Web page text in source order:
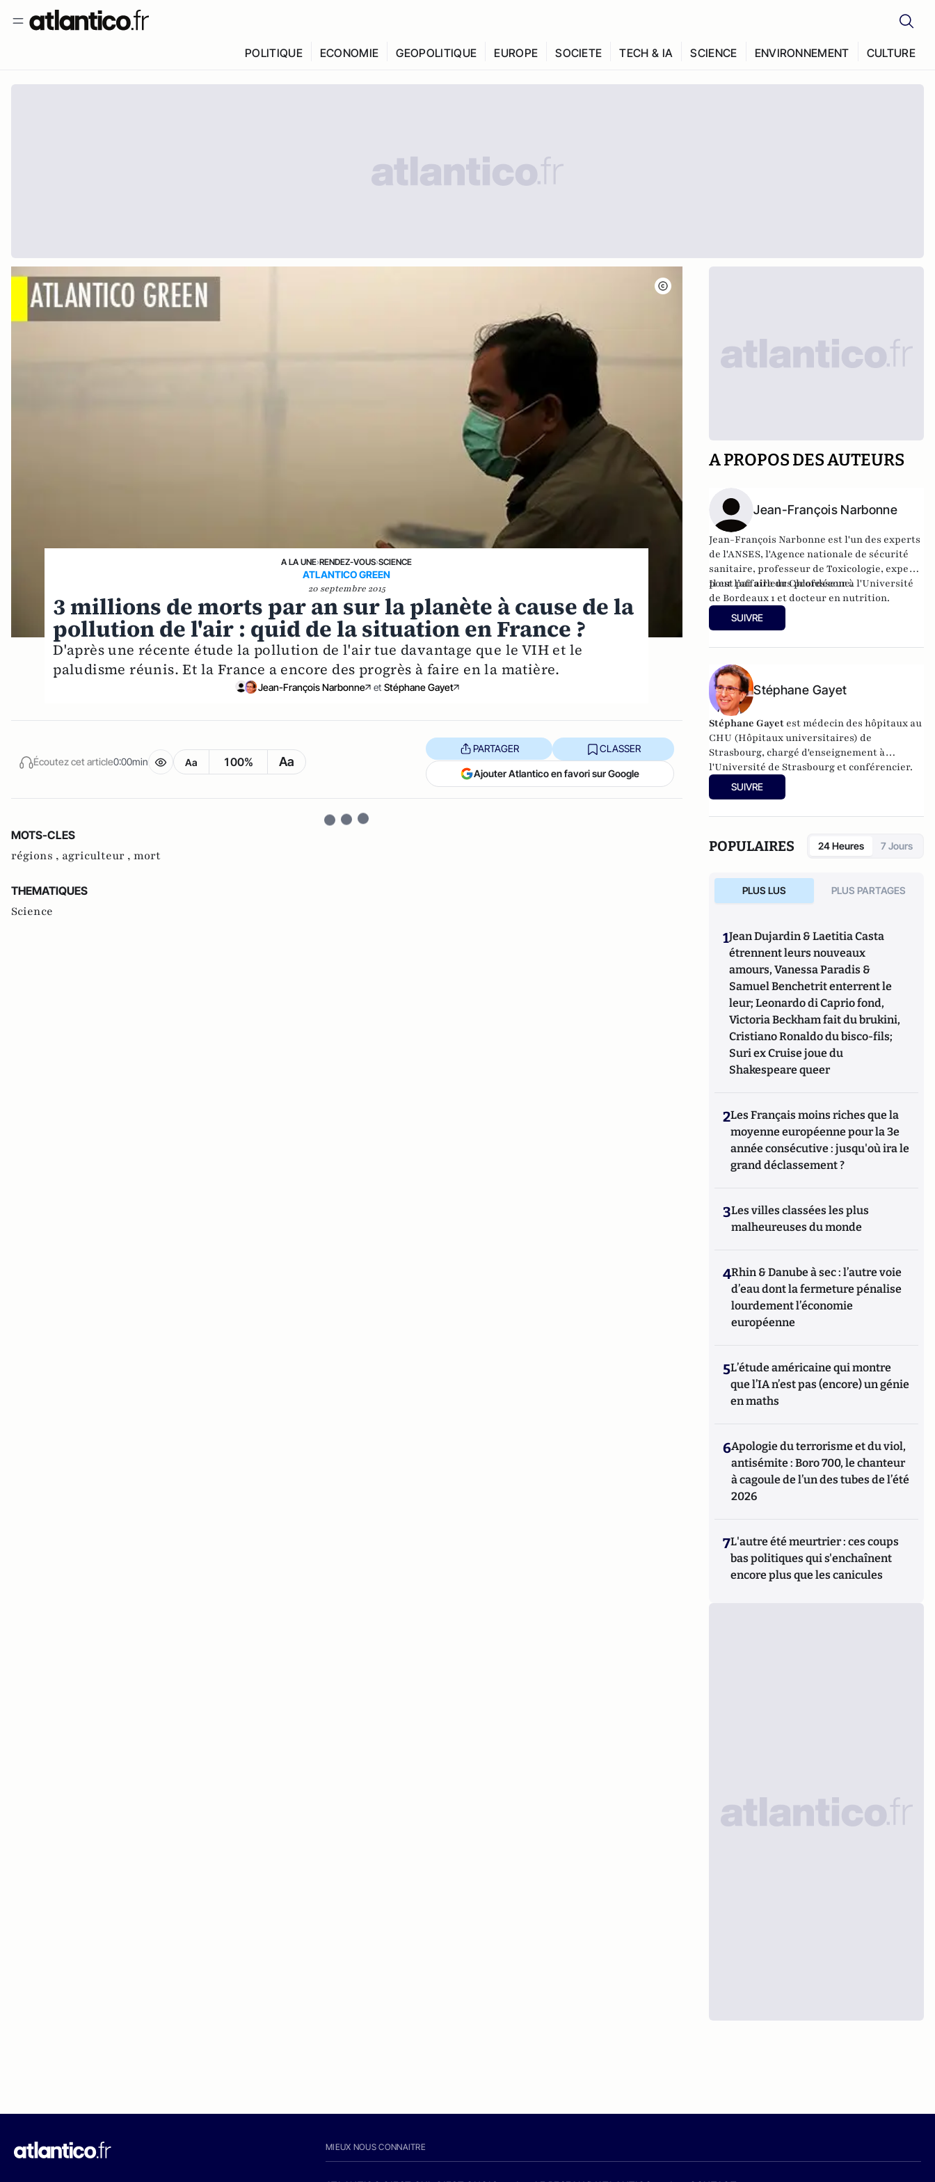
POLITIQUE ECONOMIE GEOPOLITIQUE EUROPE SOCIETE TECH & IA SCIENCE ENVIRONNEMENT CULTURE
A LA UNE›RENDEZ-VOUS›SCIENCE
ATLANTICO GREEN
20 septembre 2015
3 millions de morts par an sur la planète à cause de la
pollution de l'air : quid de la situation en France ?
D'après une récente étude la pollution de l'air tue davantage que le VIH et le
paludisme réunis. Et la France a encore des progrès à faire en la matière.
Jean-François Narbonne et Stéphane Gayet
Écoutez cet article0:00min Aa 100% Aa
PARTAGER CLASSER
Ajouter Atlantico en favori sur Google
MOTS-CLES
régions , agriculteur , mort
THEMATIQUES
Science
A PROPOS DES AUTEURS
Jean-François Narbonne
Jean-François Narbonne est l'un des experts
de l'ANSES, l'Agence nationale de sécurité
sanitaire, professeur de Toxicologie, expert
pour l’affaire du Chlordécone.
Il est par ailleurs professeur à l'Université
de Bordeaux 1 et docteur en nutrition.
SUIVRE
Stéphane Gayet
Stéphane Gayet est médecin des hôpitaux au
CHU (Hôpitaux universitaires) de
Strasbourg, chargé d'enseignement à
l'Université de Strasbourg et conférencier.
SUIVRE
POPULAIRES 24 Heures 7 Jours
PLUS LUS PLUS PARTAGES
1Jean Dujardin & Laetitia Casta
étrennent leurs nouveaux
amours, Vanessa Paradis &
Samuel Benchetrit enterrent le
leur; Leonardo di Caprio fond,
Victoria Beckham fait du brukini,
Cristiano Ronaldo du bisco-fils;
Suri ex Cruise joue du
Shakespeare queer
2Les Français moins riches que la
moyenne européenne pour la 3e
année consécutive : jusqu'où ira le
grand déclassement ?
3Les villes classées les plus
malheureuses du monde
4Rhin & Danube à sec : l’autre voie
d’eau dont la fermeture pénalise
lourdement l’économie
européenne
5L’étude américaine qui montre
que l’IA n’est pas (encore) un génie
en maths
6Apologie du terrorisme et du viol,
antisémite : Boro 700, le chanteur
à cagoule de l’un des tubes de l’été
2026
7L'autre été meurtrier : ces coups
bas politiques qui s'enchaînent
encore plus que les canicules
MIEUX NOUS CONNAITRE